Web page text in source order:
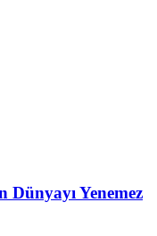
Dünyayı Yenemez